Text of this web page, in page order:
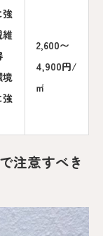
強
維
境
強
2,600〜
4,900円/
㎡
注意すべき